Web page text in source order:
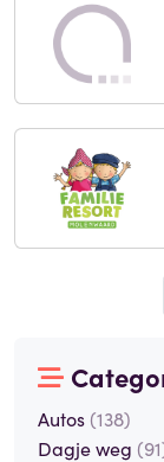
Autos (138)
Dagje weg